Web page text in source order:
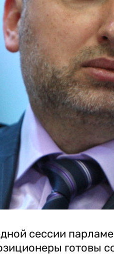
сессии
готовы